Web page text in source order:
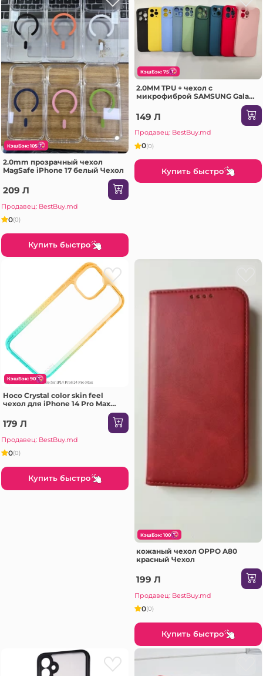
КэшБэк: 105
2.0mm прозрачный чехол
MagSafe iPhone 17 белый Чехол
209 Л
Продавец: BestBuy.md
0(0)
Купить быстро
КэшБэк: 75
2.0MM TPU + чехол с
микрофиброй SAMSUNG Galaxy
A26 светло-фиолетовый Чехол
149 Л
Продавец: BestBuy.md
0(0)
Купить быстро
КэшБэк: 90
Hoco Crystal color skin feel
чехол для iPhone 14 Pro Max
179 Л
Продавец: BestBuy.md
0(0)
Купить быстро
КэшБэк: 100
кожаный чехол OPPO A80
красный Чехол
199 Л
Продавец: BestBuy.md
0(0)
Купить быстро